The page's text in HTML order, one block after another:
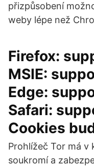
přizpůsobení
weby lépe než
Firefox:
MSIE:
Edge:
Safari:
Cookies
Prohlížeč Tor má v
soukromí a